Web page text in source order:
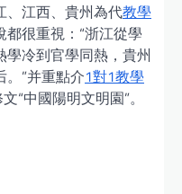
、江西、貴州為代教學
很重視：“浙江從學
冷到官學同熱，貴州
”并重點介1對1教學
“中國陽明文明園”。